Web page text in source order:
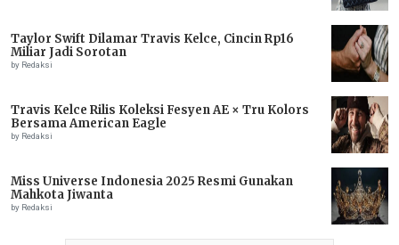
Taylor Swift Dilamar Travis Kelce, Cincin Rp16
Miliar Jadi Sorotan
by Redaksi
Travis Kelce Rilis Koleksi Fesyen AE × Tru Kolors
Bersama American Eagle
by Redaksi
Miss Universe Indonesia 2025 Resmi Gunakan
Mahkota Jiwanta
by Redaksi